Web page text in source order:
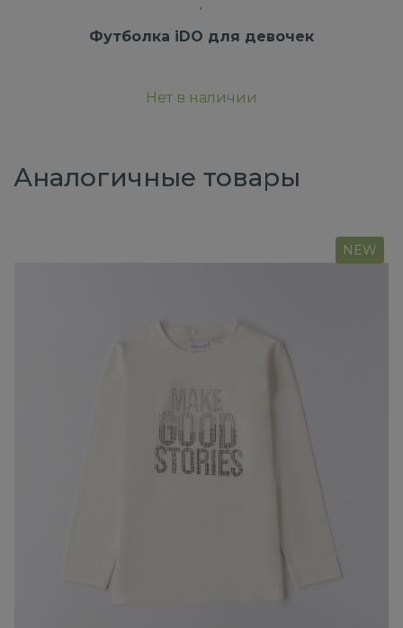
Футболка iDO для девочек
Нет в наличии
Аналогичные товары
NEW